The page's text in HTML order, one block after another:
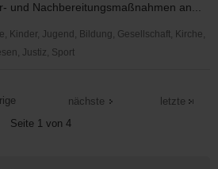
und Nachbereitungsmaßnahmen an...
Kinder, Jugend, Bildung, Gesellschaft, Kirche,
Justiz, Sport
Seite 1 von 4
nächste letzte